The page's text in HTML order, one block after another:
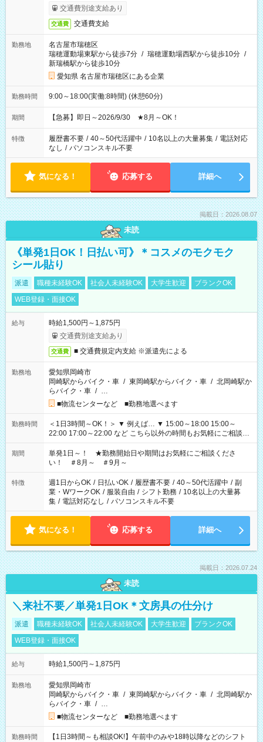
交通費別途支給あり
交通費 交通費支給
勤務地
名古屋市瑞穂区
瑞穂運動場東駅から徒歩7分 / 瑞穂運動場西駅から徒歩10分 /
新瑞橋駅から徒歩10分
愛知県 名古屋市瑞穂区にある企業
勤務時間 9:00～18:00(実働:8時間) (休憩60分)
期間 【急募】即日～2026/9/30 ★8月～OK！
特徴 履歴書不要 / 40～50代活躍中 / 10名以上の大量募集 / 電話対応
なし / パソコンスキル不要
気になる！ 応募する 詳細へ
掲載日：2026.08.07
未読
《単発1日OK！日払い可》＊コスメのモクモク
シール貼り
派遣 職種未経験OK 社会人未経験OK 大学生歓迎
ブランクOK
WEB登録・面接OK
給与
時給1,500円～1,875円
交通費別途支給あり
交通費 ■ 交通費規定内支給 ※派遣先による
勤務地
愛知県岡崎市
岡崎駅からバイク・車 / 東岡崎駅からバイク・車 / 北岡崎駅か
らバイク・車 / …
■物流センターなど ■勤務地選べます
勤務時間
＜1日3時間～OK！＞ ▼ 例えば… ▼ 15:00～18:00 15:00～
22:00 17:00～22:00 など こちら以外の時間もお気軽にご相談く
ださい！
期間
単発1日～！ ★勤務開始日や期間はお気軽にご相談くださ
い！ ＃8月～ ＃9月～
特徴 週1日からOK / 日払いOK / 履歴書不要 / 40～50代活躍中 / 副
業・WワークOK / 服装自由 / シフト勤務 / 10名以上の大量募
集 / 電話対応なし / パソコンスキル不要
気になる！ 応募する 詳細へ
掲載日：2026.07.24
未読
＼来社不要／単発1日OK＊文房具の仕分け
派遣 職種未経験OK 社会人未経験OK 大学生歓迎
ブランクOK
WEB登録・面接OK
給与 時給1,500円～1,875円
勤務地
愛知県岡崎市
岡崎駅からバイク・車 / 東岡崎駅からバイク・車 / 北岡崎駅か
らバイク・車 / …
■物流センターなど ■勤務地選べます
勤務時間 【1日3時間～も相談OK!】午前中のみや18時以降などのシフト